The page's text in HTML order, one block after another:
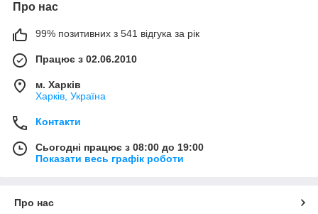
Про нас
99% позитивних з 541 відгука за рік
Працює з 02.06.2010
м. Харків
Харків, Україна
Контакти
Сьогодні працює з 08:00 до 19:00
Показати весь графік роботи
Про нас